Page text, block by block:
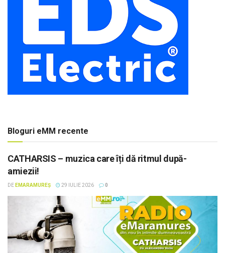
Bloguri eMM recente
CATHARSIS – muzica care îți dă ritmul după-
amiezii!
DE EMARAMUREȘ 29 IULIE 2026 0